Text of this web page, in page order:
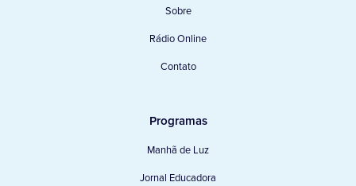
Sobre
Rádio Online
Contato
Programas
Manhã de Luz
Jornal Educadora